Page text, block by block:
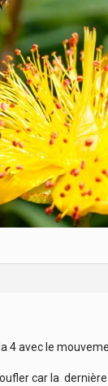
4 avec le
car la